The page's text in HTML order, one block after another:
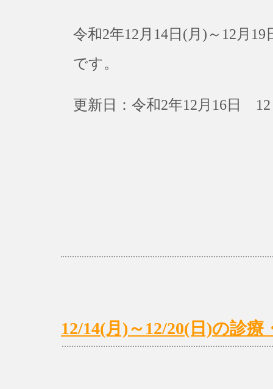
令和2年12月14日(月)～12月
です。
更新日：令和2年12月16日 12
12/14(月)～12/20(日)の診